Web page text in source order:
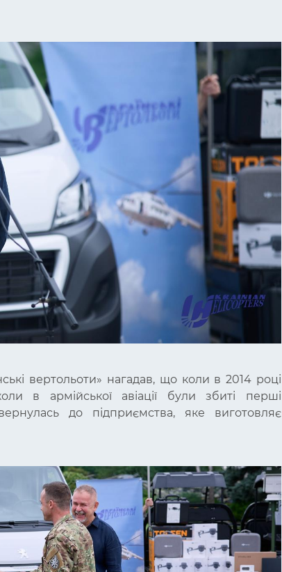
вертольоти» нагадав, що коли в 2014 році
в армійської авіації були збиті перші
до підприємства, яке виготовляє